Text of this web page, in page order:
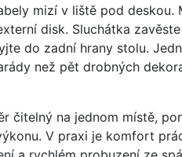
mizí v liště pod
disk. Sluchátka
do zadní hrany stolu.
než pět drobných
čitelný na jednom místě,
V praxi je komfort